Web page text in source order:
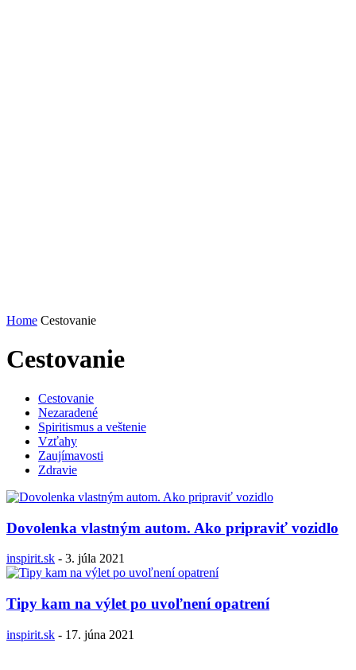
Home Cestovanie
Cestovanie
Cestovanie
Nezaradené
Spiritismus a veštenie
Vzťahy
Zaujímavosti
Zdravie
Dovolenka vlastným autom. Ako pripraviť vozidlo
inspirit.sk - 3. júla 2021
Tipy kam na výlet po uvoľnení opatrení
inspirit.sk - 17. júna 2021